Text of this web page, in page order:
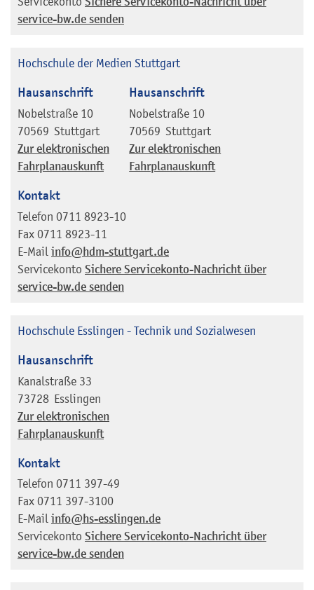
service-bw.de senden
Hochschule der Medien Stuttgart
Hausanschrift
Nobelstraße 10
70569 Stuttgart
Zur elektronischen
Fahrplanauskunft
Hausanschrift
Nobelstraße 10
70569 Stuttgart
Zur elektronischen
Fahrplanauskunft
Kontakt
Telefon 0711 8923-10
Fax 0711 8923-11
E-Mail info@hdm-stuttgart.de
Servicekonto Sichere Servicekonto-Nachricht über
service-bw.de senden
Hochschule Esslingen - Technik und Sozialwesen
Hausanschrift
Kanalstraße 33
73728 Esslingen
Zur elektronischen
Fahrplanauskunft
Kontakt
Telefon 0711 397-49
Fax 0711 397-3100
E-Mail info@hs-esslingen.de
Servicekonto Sichere Servicekonto-Nachricht über
service-bw.de senden